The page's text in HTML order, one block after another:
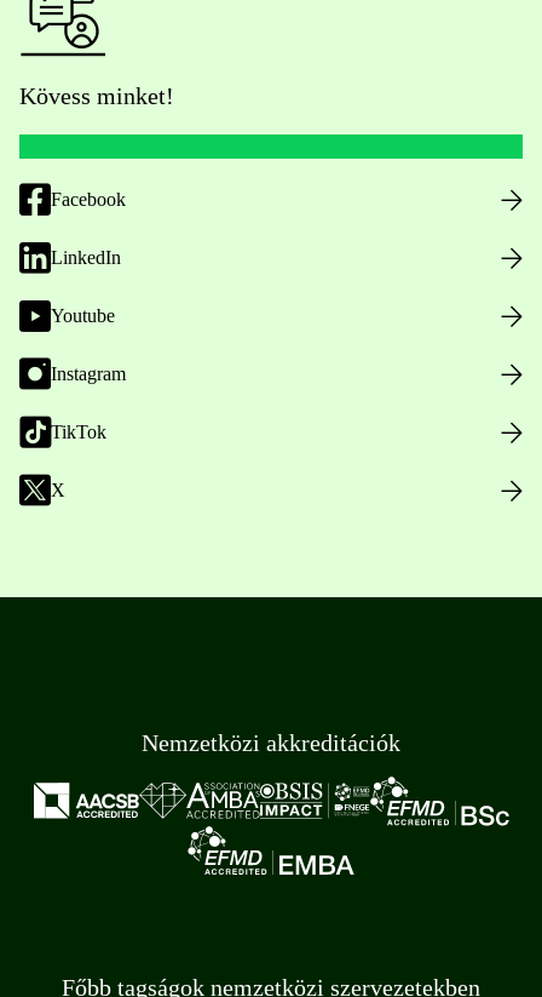
Kövess minket!
Facebook
LinkedIn
Youtube
Instagram
TikTok
X
Nemzetközi akkreditációk
Főbb tagságok nemzetközi szervezetekben